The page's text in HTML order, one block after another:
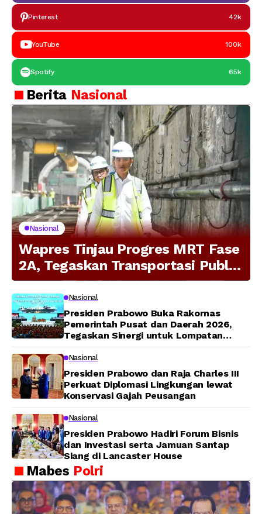
Pinterest 42k
YouTube 100k
Spotify 65k
Berita Nasional
Nasional
Wapres Tinjau Progres MRT Fase
2A, Tegaskan Transportasi Publik
Modern Jadi Prioritas Nasional
Nasional
Presiden Prabowo Buka Rakornas
Pemerintah Pusat dan Daerah 2026,
Tegaskan Sinergi untuk Lompatan
Nasional
Presiden Prabowo dan Raja Charles III
Perkuat Diplomasi Lingkungan lewat
Konservasi Gajah Peusangan
Nasional
Presiden Prabowo Hadiri Forum Bisnis
dan Investasi serta Jamuan Santap
Siang di Lancaster House
Mabes Polri